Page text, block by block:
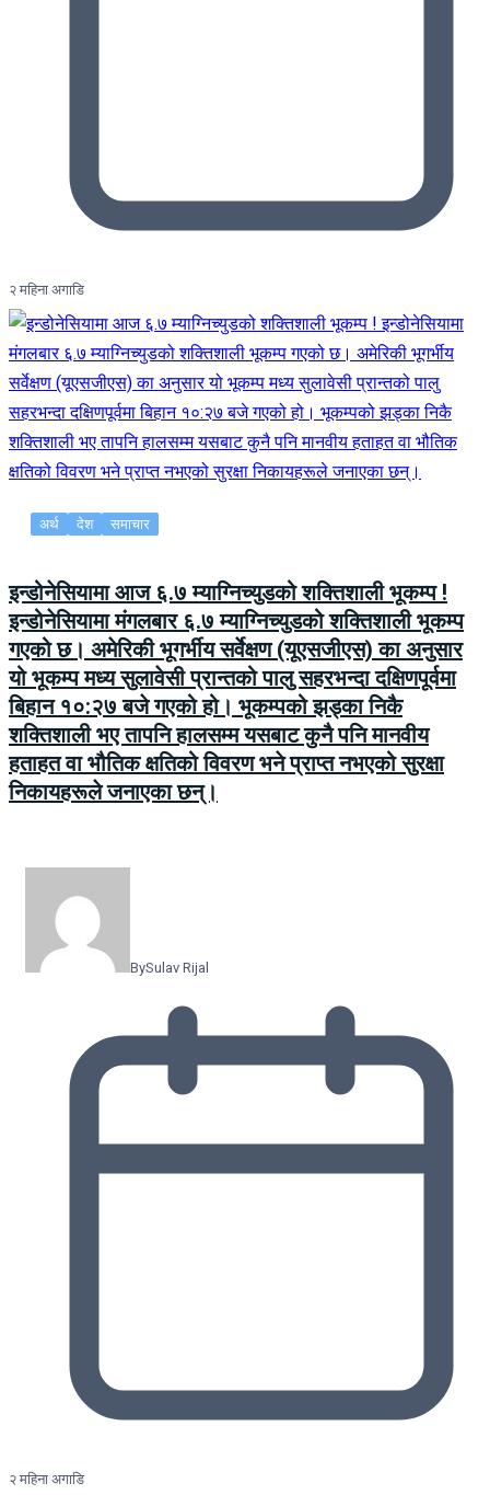
२ महिना अगाडि
अर्थ देश समाचार
इन्डोनेसियामा आज ६.७ म्याग्निच्युडको शक्तिशाली भूकम्प !
इन्डोनेसियामा मंगलबार ६.७ म्याग्निच्युडको शक्तिशाली भूकम्प
गएको छ। अमेरिकी भूगर्भीय सर्वेक्षण (यूएसजीएस) का अनुसार
यो भूकम्प मध्य सुलावेसी प्रान्तको पालु सहरभन्दा दक्षिणपूर्वमा
बिहान १०:२७ बजे गएको हो। भूकम्पको झड्का निकै
शक्तिशाली भए तापनि हालसम्म यसबाट कुनै पनि मानवीय
हताहत वा भौतिक क्षतिको विवरण भने प्राप्त नभएको सुरक्षा
निकायहरूले जनाएका छन्।
BySulav Rijal
२ महिना अगाडि